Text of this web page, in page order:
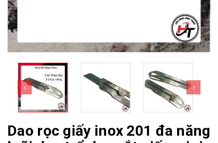
Dao rọc giấy inox 201 đa năng